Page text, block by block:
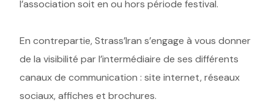
l’association soit en ou hors période festival.
En contrepartie, Strass’Iran s’engage à vous donner
de la visibilité par l’intermédiaire de ses différents
canaux de communication : site internet, réseaux
sociaux, affiches et brochures.